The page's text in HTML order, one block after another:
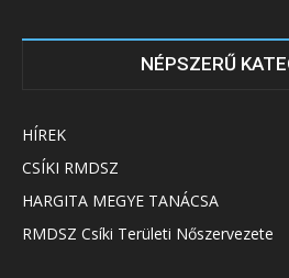
NÉPSZERŰ
HÍREK
CSÍKI RMDSZ
HARGITA MEGYE TANÁCSA
RMDSZ Csíki Területi Nőszervezete